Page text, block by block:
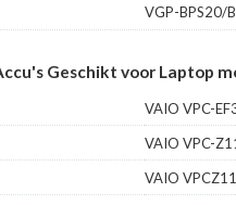
VGP-BPS20/B
Geschikt voor Laptop
VAIO VPC-
VAIO VPC-
VAIO